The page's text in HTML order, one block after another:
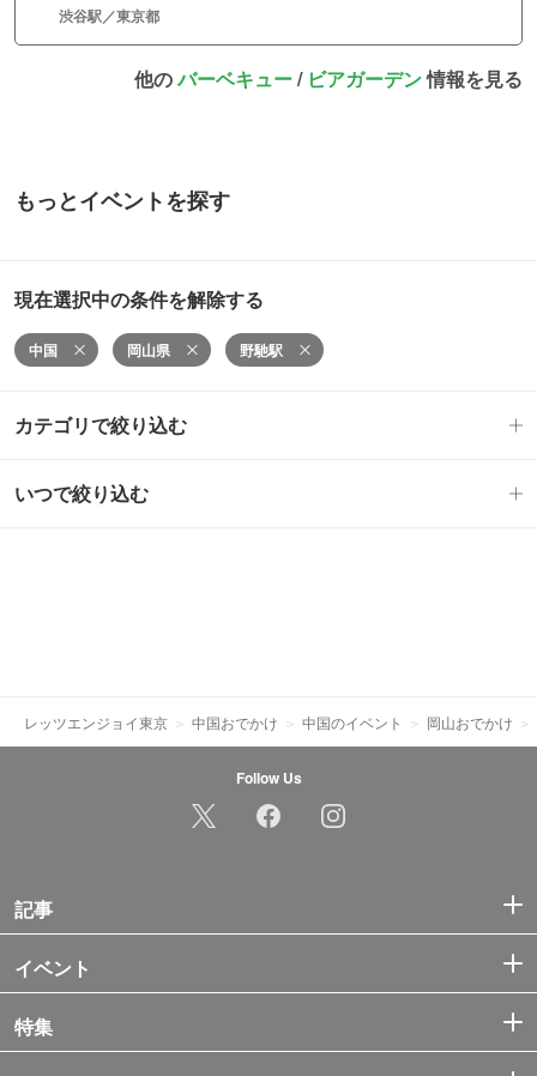
渋谷駅／東京都
他のバーベキュー/ ビアガーデン情報を見る
もっとイベントを探す
現在選択中の条件を解除する
中国 岡山県 野馳駅
カテゴリで絞り込む
いつで絞り込む
レッツエンジョイ東京 中国おでかけ 中国のイベント 岡山おでかけ
Follow Us
記事
イベント
特集